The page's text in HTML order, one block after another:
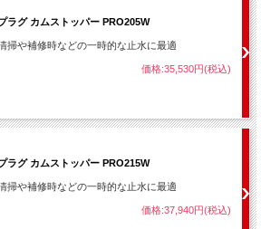
ラグ カムストッパー PRO205W
掃や補修時などの一時的な止水に最適
価格:35,530円(税込)
ラグ カムストッパー PRO215W
掃や補修時などの一時的な止水に最適
価格:37,940円(税込)